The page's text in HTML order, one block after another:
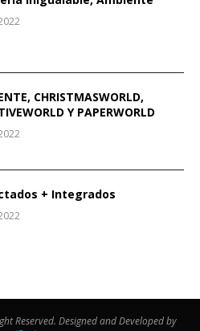
CHRISTMASWORLD,
Y PAPERWORLD
+ Integrados
Reserved. Designed and Developed by